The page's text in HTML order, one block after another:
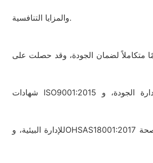
والمزايا التنافسية.
متكاملاً لضمان الجودة، وقد حصلت على
شهادات ISO9001:2015 لإدارة الجودة، وISO14001:2015
للإدارة البيئية، وOHSAS18001:2017 لإدارة السلامة والصحة